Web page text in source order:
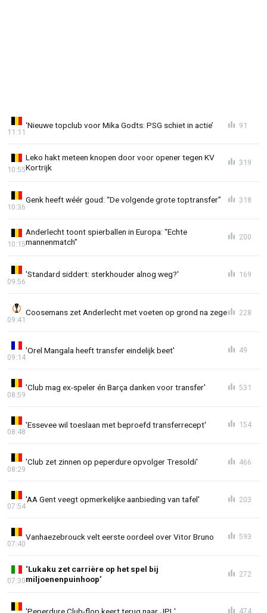
‘Nieuwe topclub voor Mika Godts: PSG schiet in actie’
11:11
91
Leko hakt meteen knopen door voor opener tegen KV
Kortrijk
10:55
319
Genk heeft wéér goud: “De volgende grote toptransfer”
10:36
318
Anderlecht toont spierballen in Europa: “Echte
mannenmatch”
10:15
200
'Standard siddert: sterkhouder alnog weg?'
09:56
169
Coosemans zet Anderlecht met voeten op grond na zege
09:41
228
'Orel Mangala heeft transfer eindelijk beet'
09:14
49
'Club mag ex-speler én Barça danken voor transfer'
08:59
531
'Essevee wil toeslaan met beproefd transferrecept'
08:48
154
'Club zet zinnen op peperdure opvolger Tresoldi'
08:29
466
'AA Gent veegt opmerkelijke aanbieding van tafel'
07:54
203
Vanhaezebrouck velt eerste oordeel over Vitor Bruno
07:40
593
‘Lukaku zet carrière op het spel bij
miljoenenpuinhoop’
07:30
272
'Peperdure Club-flop keert terug naar JPL' 474